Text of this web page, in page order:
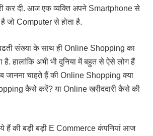
कर दी. आज एक व्यक्ति अपने Smartphone से
जो Computer से होता है.
संख्या के साथ ही Online Shopping का
हालांकि अभी भी दुनिया में बहुत से ऐसे लोग हैं
जानना चाहते हैं की Online Shopping क्या
कैसे करें? या Online खरीददारी कैसे की
ये हैं की बड़ी बड़ी E Commerce कंपनियां आज